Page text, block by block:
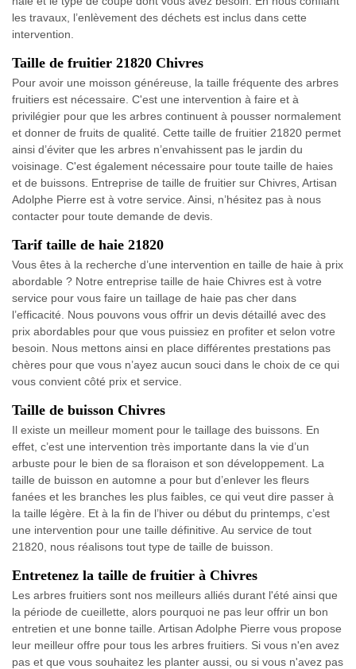
les travaux, l’enlèvement des déchets est inclus dans cette
intervention.
Taille de fruitier 21820 Chivres
Pour avoir une moisson généreuse, la taille fréquente des arbres
fruitiers est nécessaire. C'est une intervention à faire et à
privilégier pour que les arbres continuent à pousser normalement
et donner de fruits de qualité. Cette taille de fruitier 21820 permet
ainsi d’éviter que les arbres n’envahissent pas le jardin du
voisinage. C'est également nécessaire pour toute taille de haies
et de buissons. Entreprise de taille de fruitier sur Chivres, Artisan
Adolphe Pierre est à votre service. Ainsi, n’hésitez pas à nous
contacter pour toute demande de devis.
Tarif taille de haie 21820
Vous êtes à la recherche d’une intervention en taille de haie à prix
abordable ? Notre entreprise taille de haie Chivres est à votre
service pour vous faire un taillage de haie pas cher dans
l’efficacité. Nous pouvons vous offrir un devis détaillé avec des
prix abordables pour que vous puissiez en profiter et selon votre
besoin. Nous mettons ainsi en place différentes prestations pas
chères pour que vous n’ayez aucun souci dans le choix de ce qui
vous convient côté prix et service.
Taille de buisson Chivres
Il existe un meilleur moment pour le taillage des buissons. En
effet, c’est une intervention très importante dans la vie d’un
arbuste pour le bien de sa floraison et son développement. La
taille de buisson en automne a pour but d’enlever les fleurs
fanées et les branches les plus faibles, ce qui veut dire passer à
la taille légère. Et à la fin de l’hiver ou début du printemps, c’est
une intervention pour une taille définitive. Au service de tout
21820, nous réalisons tout type de taille de buisson.
Entretenez la taille de fruitier à Chivres
Les arbres fruitiers sont nos meilleurs alliés durant l'été ainsi que
la période de cueillette, alors pourquoi ne pas leur offrir un bon
entretien et une bonne taille. Artisan Adolphe Pierre vous propose
leur meilleur offre pour tous les arbres fruitiers. Si vous n'en avez
pas et que vous souhaitez les planter aussi, ou si vous n'avez pas